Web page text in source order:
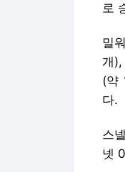
로
밀
개),
(약
다.
스
넷